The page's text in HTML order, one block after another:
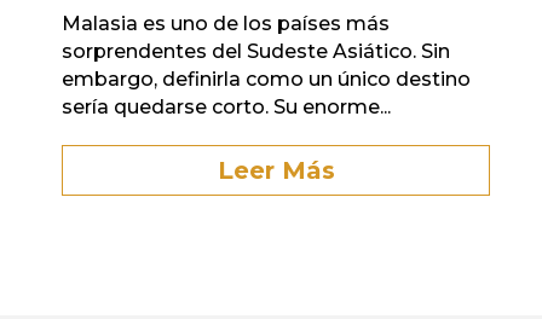
Malasia es uno de los países más
sorprendentes del Sudeste Asiático. Sin
embargo, definirla como un único destino
sería quedarse corto. Su enorme...
Leer Más